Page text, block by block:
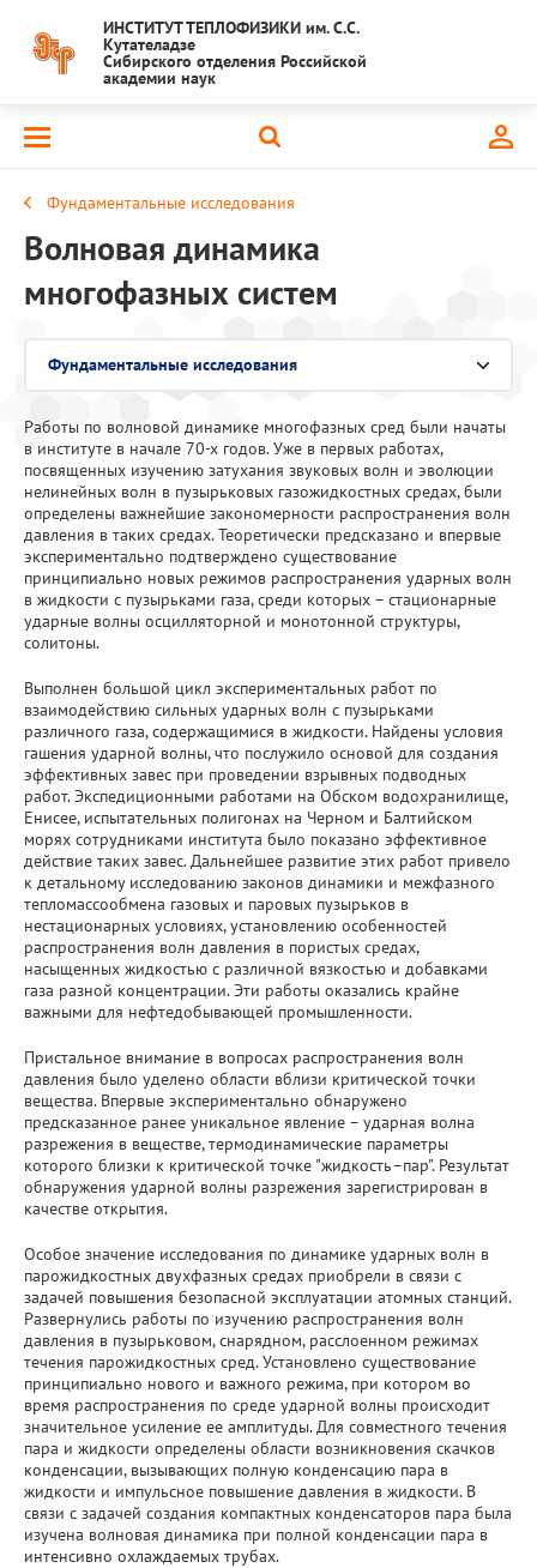
ИНСТИТУТ ТЕПЛОФИЗИКИ им. С.С.
Кутателадзе
Сибирского отделения Российской
академии наук
Фундаментальные исследования
Волновая динамика
многофазных систем
Национальный проект "Наука и университеты"
Крупный научный проект
Важнейшие результаты
Фундаментальные исследования
Прикладные разработки
ЦКП "Теплофизика и энергетика"
Международное сотрудничество
Полезные ссылки
Выберите раздел
Работы по волновой динамике многофазных сред были начаты
в институте в начале 70-х годов. Уже в первых работах,
посвященных изучению затухания звуковых волн и эволюции
нелинейных волн в пузырьковых газожидкостных средах, были
определены важнейшие закономерности распространения волн
давления в таких средах. Теоретически предсказано и впервые
экспериментально подтверждено существование
принципиально новых режимов распространения ударных волн
в жидкости с пузырьками газа, среди которых – стационарные
ударные волны осцилляторной и монотонной структуры,
солитоны.
Выполнен большой цикл экспериментальных работ по
взаимодействию сильных ударных волн с пузырьками
различного газа, содержащимися в жидкости. Найдены условия
гашения ударной волны, что послужило основой для создания
эффективных завес при проведении взрывных подводных
работ. Экспедиционными работами на Обском водохранилище,
Енисее, испытательных полигонах на Черном и Балтийском
морях сотрудниками института было показано эффективное
действие таких завес. Дальнейшее развитие этих работ привело
к детальному исследованию законов динамики и межфазного
тепломассообмена газовых и паровых пузырьков в
нестационарных условиях, установлению особенностей
распространения волн давления в пористых средах,
насыщенных жидкостью с различной вязкостью и добавками
газа разной концентрации. Эти работы оказались крайне
важными для нефтедобывающей промышленности.
Пристальное внимание в вопросах распространения волн
давления было уделено области вблизи критической точки
вещества. Впервые экспериментально обнаружено
предсказанное ранее уникальное явление – ударная волна
разрежения в веществе, термодинамические параметры
которого близки к критической точке "жидкость–пар". Результат
обнаружения ударной волны разрежения зарегистрирован в
качестве открытия.
Особое значение исследования по динамике ударных волн в
парожидкостных двухфазных средах приобрели в связи с
задачей повышения безопасной эксплуатации атомных станций.
Развернулись работы по изучению распространения волн
давления в пузырьковом, снарядном, расслоенном режимах
течения парожидкостных сред. Установлено существование
принципиально нового и важного режима, при котором во
время распространения по среде ударной волны происходит
значительное усиление ее амплитуды. Для совместного течения
пара и жидкости определены области возникновения скачков
конденсации, вызывающих полную конденсацию пара в
жидкости и импульсное повышение давления в жидкости. В
связи с задачей создания компактных конденсаторов пара была
изучена волновая динамика при полной конденсации пара в
интенсивно охлаждаемых трубах.